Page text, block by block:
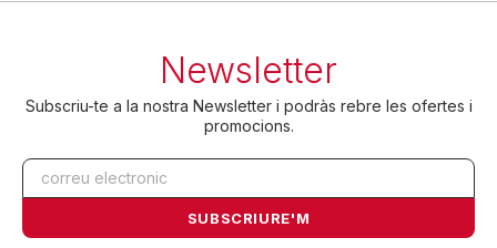
Newsletter
Subscriu-te a la nostra Newsletter i podràs rebre les ofertes i
promocions.